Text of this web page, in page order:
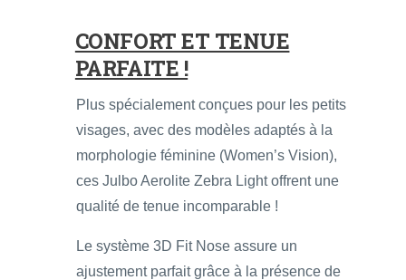
CONFORT ET TENUE
PARFAITE !
Plus spécialement conçues pour les petits
visages, avec des modèles adaptés à la
morphologie féminine (Women’s Vision),
ces Julbo Aerolite Zebra Light offrent une
qualité de tenue incomparable !
Le système 3D Fit Nose assure un
ajustement parfait grâce à la présence de